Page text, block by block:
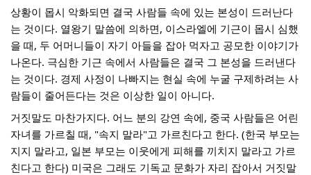
상황이 몹시 악화되면 결국 사람들 속에 있는 본성이 드러난다
는 것이다. 열왕기 말씀에 의하면, 이스라엘에 기근이 몹시 심했
을 때, 두 어머니들이 자기 아들을 잡아 먹자고 공모한 이야기가
나온다. 극심한 기근 속에서 사람들은 결국 그 본성을 드러낸다
는 것이다. 경제 사정이 나빠지는 현실 속에 누굴 구제하려는 사
람들이 줄어든다는 것은 이상한 일이 아니다.
거짓말도 마찬가지다. 어느 분의 강연 속에, 중국 사람들은 어린
자녀를 가르칠 때, "속지 말라"고 가르친다고 한다. (한국 부모는
지지 말라고, 일본 부모는 이웃에게 피해를 끼치지 말라고 가르
친다고 한다) 미국은 그래도 기독교 문화가 자리 잡아서 거짓말